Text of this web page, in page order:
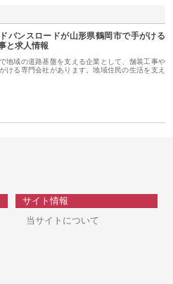
バンスロードが山形県鶴岡市で手がける
と求人情報
地域の道路基盤を支える企業として、舗装工事や
ける専門会社があります。地域住民の生活を支え
サイト情報
当サイトについて